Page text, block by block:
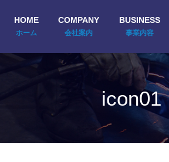
HOME
ホーム
COMPANY
会社案内
BUSINESS
事業内容
icon01